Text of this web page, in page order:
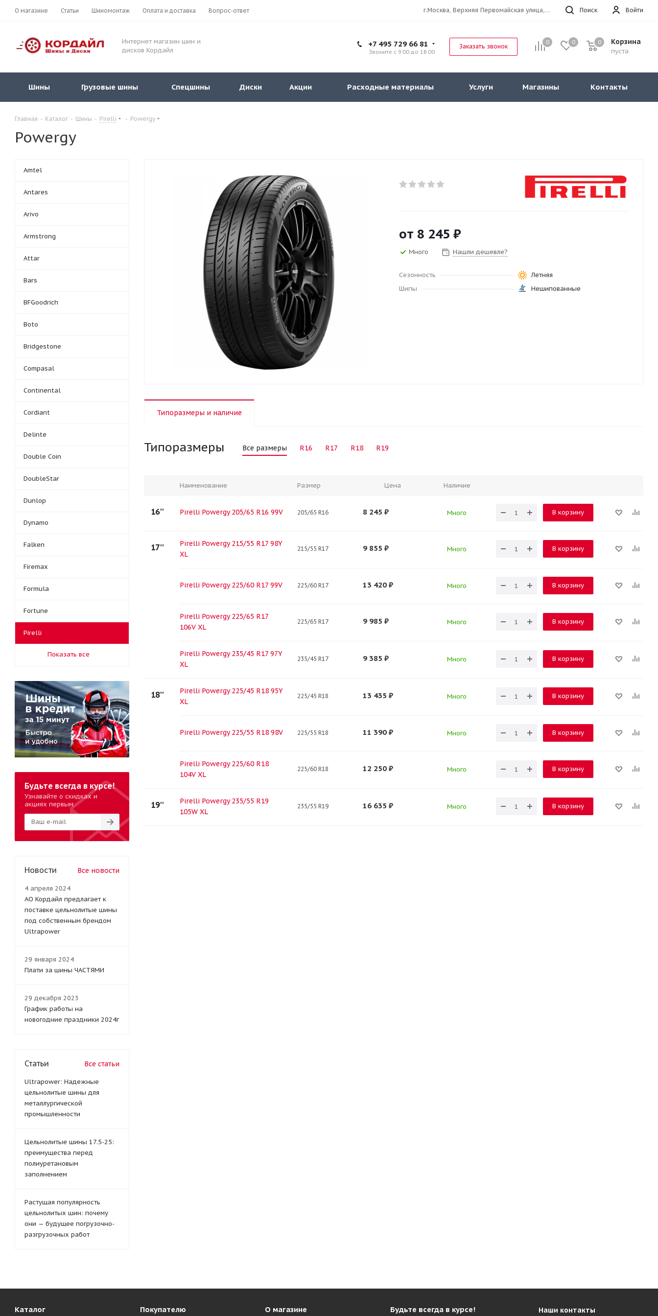
О магазине Статьи Шиномонтаж Оплата и доставка Вопрос-ответ Войти
Поиск
г.Москва, Верхняя Первомайская улица, 47к11 офис 214
Интернет магазин шин и
дисков Кордайл
0 0 Корзина
пуста
0
+7 495 729 66 81
Звоните с 9:00 до 18:00
Заказать звонок
Шины Грузовые шины Спецшины Диски Акции Расходные материалы Услуги Магазины Контакты
Главная - Каталог - Шины - Pirelli - Powergy
Powergy
от 8 245 ₽
Много Нашли дешевле?
Сезонность
Летняя
Шипы
Нешипованные
Типоразмеры и наличие
Типоразмеры Все размеры R16 R17 R18 R19
Наименование Размер Цена Наличие
16'' Pirelli Powergy 205/65 R16 99V 205/65 R16 8 245 ₽ Много В корзину
17''
Pirelli Powergy 215/55 R17 98Y
XL
215/55 R17 9 855 ₽ Много В корзину
Pirelli Powergy 225/60 R17 99V 225/60 R17 13 420 ₽ Много В корзину
Pirelli Powergy 225/65 R17
106V XL
225/65 R17 9 985 ₽ Много В корзину
Pirelli Powergy 235/45 R17 97Y
XL
235/45 R17 9 385 ₽ Много В корзину
18''
Pirelli Powergy 225/45 R18 95Y
XL
225/45 R18 13 435 ₽ Много В корзину
Pirelli Powergy 225/55 R18 98V 225/55 R18 11 390 ₽ Много В корзину
Pirelli Powergy 225/60 R18
104V XL
225/60 R18 12 250 ₽ Много В корзину
19''
Pirelli Powergy 235/55 R19
105W XL
235/55 R19 16 635 ₽ Много В корзину
Amtel
Antares
Arivo
Armstrong
Attar
Bars
BFGoodrich
Boto
Bridgestone
Compasal
Continental
Cordiant
Delinte
Double Coin
DoubleStar
Dunlop
Dynamo
Falken
Firemax
Formula
Fortune
Pirelli
Показать все
Будьте всегда в курсе!
Узнавайте о скидках и
акциях первым
Новости Все новости
4 апреля 2024
АО Кордайл предлагает к
поставке цельнолитые шины
под собственным брендом
Ultrapower
29 января 2024
Плати за шины ЧАСТЯМИ
29 декабря 2023
График работы на
новогодние праздники 2024г
Статьи Все статьи
Ultrapower: Надежные
цельнолитые шины для
металлургической
промышленности
Цельнолитые шины 17.5-25:
преимущества перед
полиуретановым
заполнением
Растущая популярность
цельнолитых шин: почему
они — будущее погрузочно-
разгрузочных работ
Каталог Покупателю О магазине Будьте всегда в курсе! Наши контакты